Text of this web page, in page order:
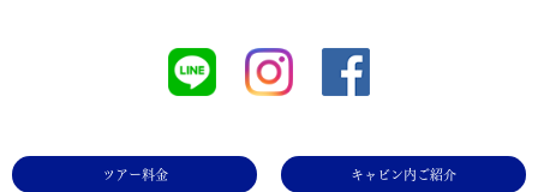
ツアー料金 キャビン内ご紹介